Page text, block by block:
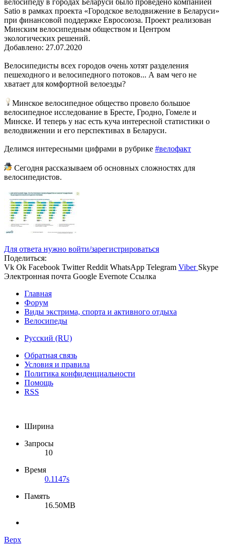
велосипеду в городах Беларуси было проведено компанией
Satio в рамках проекта «Городское велодвижение в Беларуси»
при финансовой поддержке Евросоюза. Проект реализован
Минским велосипедным обществом и Центром
экологических решений.
Добавлено: 27.07.2020
Велосипедисты всех городов очень хотят разделения
пешеходного и велосипедного потоков... А вам чего не
хватает для комфортной велоезды?
Минское велосипедное общество провело большое
велосипедное исследование в Бресте, Гродно, Гомеле и
Минске. И теперь у нас есть куча интересной статистики о
велодвижении и его перспективах в Беларуси.
Делимся интересными цифрами в рубрике #велофакт
Сегодня рассказываем об основных сложностях для
велосипедистов.
Для ответа нужно войти/зарегистрироваться
Поделиться:
Vk Ok Facebook Twitter Reddit WhatsApp Telegram Viber Skype
Электронная почта Google Evernote Ссылка
Главная
Форум
Виды экстрима, спорта и активного отдыха
Велосипеды
Русский (RU)
Обратная связь
Условия и правила
Политика конфиденциальности
Помощь
RSS
Ширина
Запросы
10
Время
0.1147s
Память
16.50MB
Верх